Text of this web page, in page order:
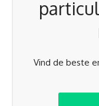
Vind de beste